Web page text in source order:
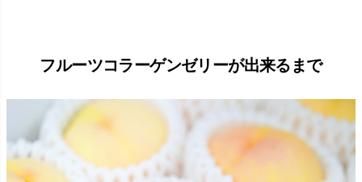
フルーツコラーゲンゼリーが出来るまで